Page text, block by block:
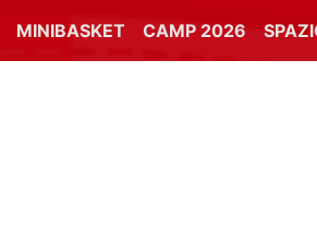
MINIBASKET CAMP 2026